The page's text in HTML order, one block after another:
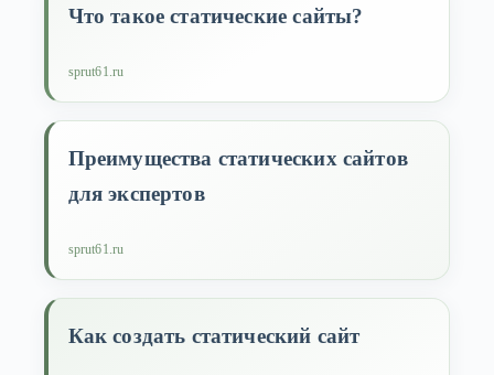
Что такое статические сайты?
sprut61.ru
Преимущества статических сайтов
для экспертов
sprut61.ru
Как создать статический сайт